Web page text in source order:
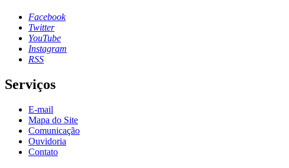
Facebook
Twitter
YouTube
Instagram
RSS
Serviços
E-mail
Mapa do Site
Comunicação
Ouvidoria
Contato